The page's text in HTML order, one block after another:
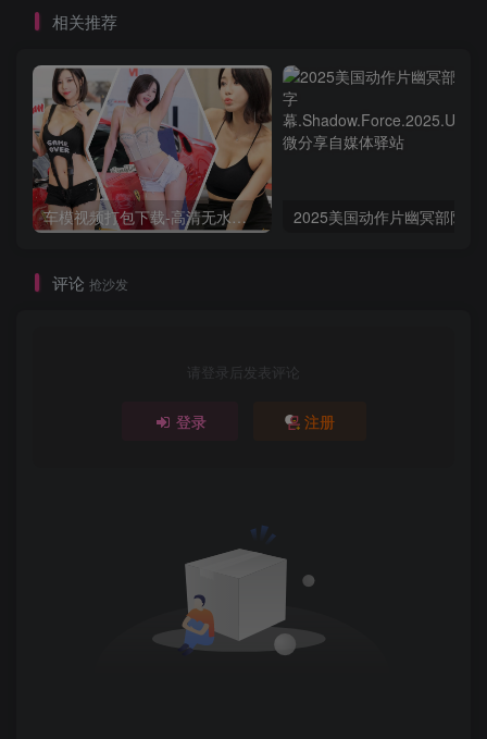
相关推荐
车模视频打包下载-高清无水印版
评论 抢沙发
请登录后发表评论
登录 注册